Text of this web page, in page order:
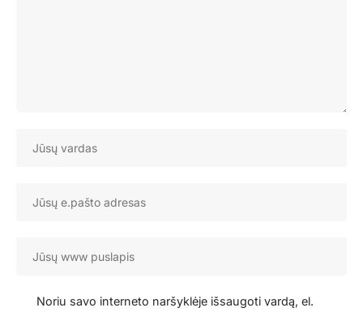
Noriu savo interneto naršyklėje išsaugoti vardą, el.